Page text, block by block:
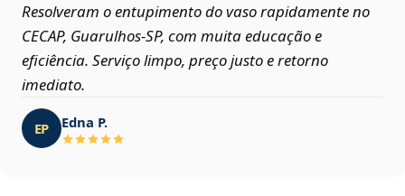
Resolveram o entupimento do vaso rapidamente no
CECAP, Guarulhos‑SP, com muita educação e
eficiência. Serviço limpo, preço justo e retorno
imediato.
EP Edna P.